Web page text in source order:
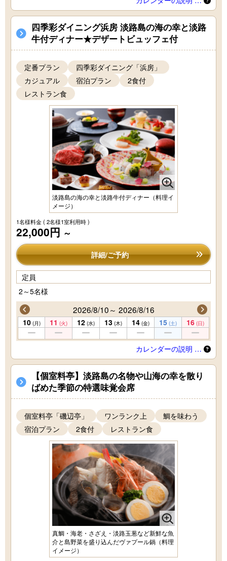
四季彩ダイニング浜房 淡路島の海の幸と淡路
牛付ディナー★デザートビュッフェ付
定番プラン
四季彩ダイニング「浜房」
カジュアル
宿泊プラン
2食付
レストラン食
淡路島の海の幸と淡路牛付ディナー（料理イ
メージ）
1名様料金( 2名様1室利用時 )
22,000円 ～
詳細/ご予約
定員
2～5名様
2026/8/10～ 2026/8/16
10 (月) 11 (火) 12 (水) 13 (木) 14 (金) 15 (土) 16 (日)
カレンダーの説明 …
【個室料亭】淡路島の名物や山海の幸を散り
ばめた季節の特選味覚会席
個室料亭「磯辺亭」 ワンランク上
鯛を味わう
宿泊プラン
2食付 レストラン食
真鯛・海老・さざえ・淡路玉葱など新鮮な魚
介と島野菜を盛り込んだヴァプール鍋（料理
イメージ）